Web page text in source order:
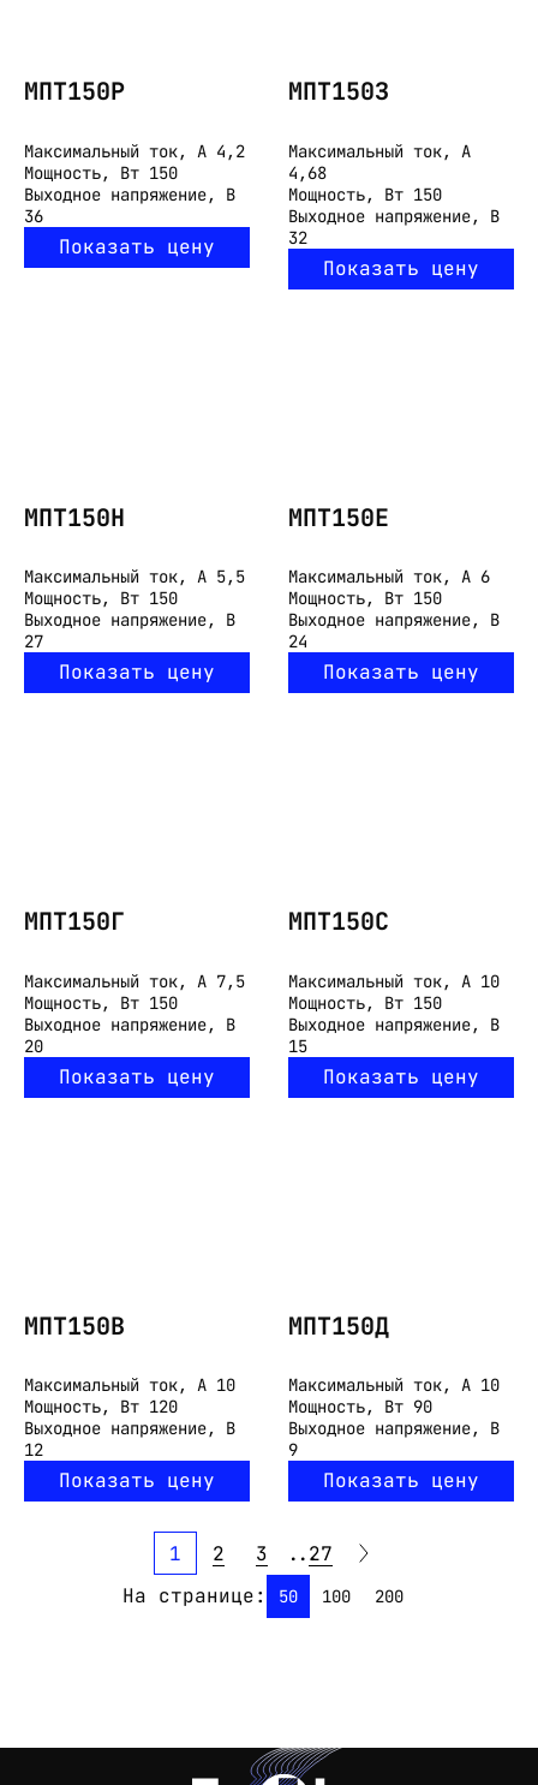
МПТ150Р
Максимальный ток, А 4,2
Мощность, Вт 150
Выходное напряжение, В
36
Показать цену
МПТ150З
Максимальный ток, А
4,68
Мощность, Вт 150
Выходное напряжение, В
32
Показать цену
МПТ150Н
Максимальный ток, А 5,5
Мощность, Вт 150
Выходное напряжение, В
27
Показать цену
МПТ150Е
Максимальный ток, А 6
Мощность, Вт 150
Выходное напряжение, В
24
Показать цену
МПТ150Г
Максимальный ток, А 7,5
Мощность, Вт 150
Выходное напряжение, В
20
Показать цену
МПТ150С
Максимальный ток, А 10
Мощность, Вт 150
Выходное напряжение, В
15
Показать цену
МПТ150В
Максимальный ток, А 10
Мощность, Вт 120
Выходное напряжение, В
12
Показать цену
МПТ150Д
Максимальный ток, А 10
Мощность, Вт 90
Выходное напряжение, В
9
Показать цену
1 2 3 ...27
На странице:
50 100 200